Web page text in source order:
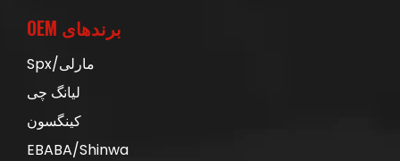
برندهای OEM
مارلی/Spx
لیانگ چی
کینگسون
EBABA/Shinwa